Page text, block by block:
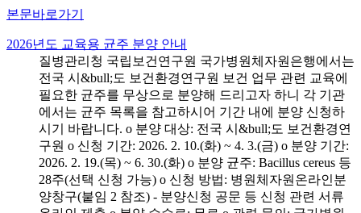
본문바로가기
2026년도 교육용 균주 분양 안내
질병관리청 국립보건연구원 국가병원체자원은행에서는
전국 시&bull;도 보건환경연구원 보건 업무 관련 교육에
필요한 균주를 무상으로 분양해 드리고자 하니 각 기관
에서는 균주 목록을 참고하시어 기간 내에 분양 신청하
시기 바랍니다. o 분양 대상: 전국 시&bull;도 보건환경연
구원 o 신청 기간: 2026. 2. 10.(화) ~ 4. 3.(금) o 분양 기간:
2026. 2. 19.(목) ~ 6. 30.(화) o 분양 균주: Bacillus cereus 등
28주(선택 신청 가능) o 신청 방법: 병원체자원온라인분
양창구(붙임 2 참조) - 분양신청 공문 등 신청 관련 서류